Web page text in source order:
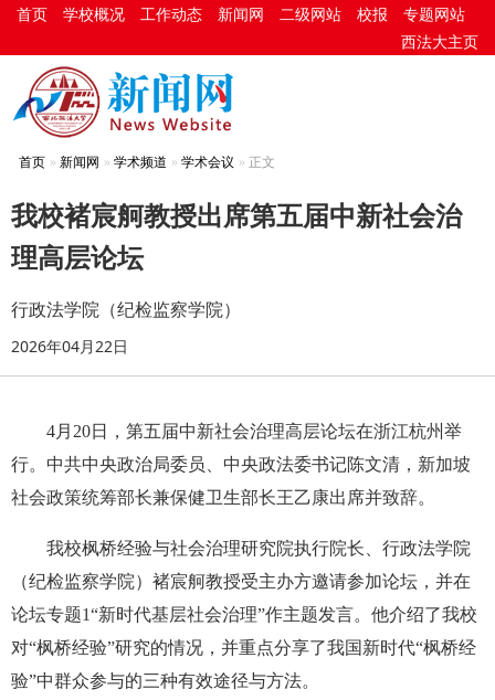
首页 学校概况 工作动态 新闻网 二级网站 校报
专题网站
西法大主页
首页 新闻网 学术频道 学术会议 正文
我校褚宸舸教授出席第五届中新社会治
理高层论坛
行政法学院（纪检监察学院）
2026年04月22日
4月20日，第五届中新社会治理高层论坛在浙江杭州举
行。中共中央政治局委员、中央政法委书记陈文清，新加坡
社会政策统筹部长兼保健卫生部长王乙康出席并致辞。
我校枫桥经验与社会治理研究院执行院长、行政法学院
（纪检监察学院）褚宸舸教授受主办方邀请参加论坛，并在
论坛专题1“新时代基层社会治理”作主题发言。他介绍了我校
对“枫桥经验”研究的情况，并重点分享了我国新时代“枫桥经
验”中群众参与的三种有效途径与方法。